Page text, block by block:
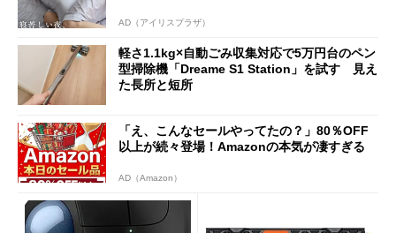
AD（アイリスプラザ）
軽さ1.1kg×自動ごみ収集対応で5万円台のペン
型掃除機「Dreame S1 Station」を試す 見え
た長所と短所
「え、こんなセールやってたの？」80％OFF
以上が続々登場！Amazonの本気が凄すぎる
AD（Amazon）